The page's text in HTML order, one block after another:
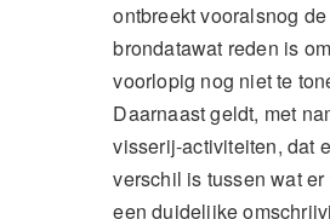
ontbreekt vooralsnog
brondatawat reden is
voorlopig nog niet te
Daarnaast geldt, met
visserij-activiteiten, dat
verschil is tussen wat
een duidelijke